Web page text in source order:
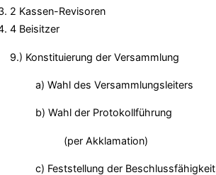
2 Kassen-Revisoren
4 Beisitzer
9.) Konstituierung der Versammlung
a) Wahl des Versammlungsleiters
b) Wahl der Protokollführung
(per Akklamation)
c) Feststellung der Beschlussfähigkeit